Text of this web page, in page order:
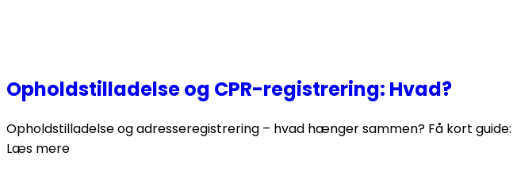
Opholdstilladelse og CPR-registrering: Hvad?
Opholdstilladelse og adresseregistrering – hvad hænger sammen? Få kort
Læs mere